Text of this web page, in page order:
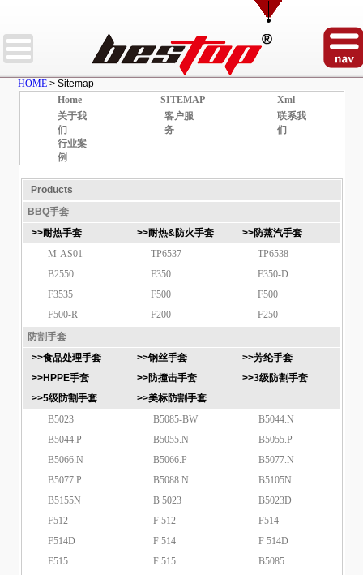
HOME > Sitemap
Home
SITEMAP
Xml
关于我
们
客户服
务
联系我
们
行业案
例
Products
BBQ手套
>>耐热手套
>>耐热&防火手套
>>防蒸汽手套
M-AS01
TP6537
TP6538
B2550
F350
F350-D
F3535
F500
F500
F500-R
F200
F250
防割手套
>>食品处理手套
>>钢丝手套
>>芳纶手套
>>HPPE手套
>>防撞击手套
>>3级防割手套
>>5级防割手套
>>美标防割手套
B5023
B5085-BW
B5044.N
B5044.P
B5055.N
B5055.P
B5066.N
B5066.P
B5077.N
B5077.P
B5088.N
B5105N
B5155N
B 5023
B5023D
F512
F 512
F514
F514D
F 514
F 514D
F515
F 515
B5085